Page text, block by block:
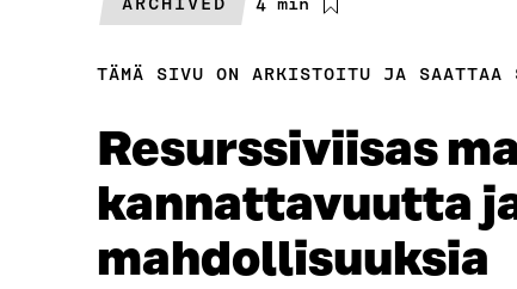
TÄMÄ SIVU ON ARKISTOITU JA SAATTAA
Resurssiviisas
kannattavuutta
mahdollisuuksia